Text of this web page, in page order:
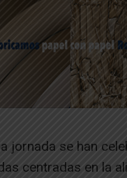
jornada se han
centradas en la